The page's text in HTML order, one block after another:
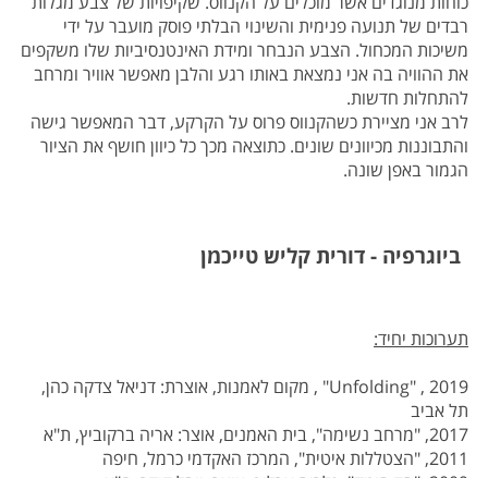
רבדים של תנועה פנימית והשינוי הבלתי פוסק מועבר על ידי
משיכות המכחול. הצבע הנבחר ומידת האינטנסיביות שלו משקפים
את ההוויה בה אני נמצאת באותו רגע והלבן מאפשר אוויר ומרחב
להתחלות חדשות.
לרב אני מציירת כשהקנווס פרוס על הקרקע, דבר המאפשר גישה
והתבוננות מכיוונים שונים. כתוצאה מכך כל כיוון חושף את הציור
הגמור באפן שונה.
ביוגרפיה - דורית קליש טייכמן
תערוכות יחיד:
2019 , "
Unfolding" , מקום לאמנות, אוצרת: דניאל צדקה כהן,
תל אביב
2017, "מרחב נשימה", בית האמנים, אוצר: אריה ברקוביץ, ת"א
2011, "הצטללות איטית", המרכז האקדמי כרמל, חיפה